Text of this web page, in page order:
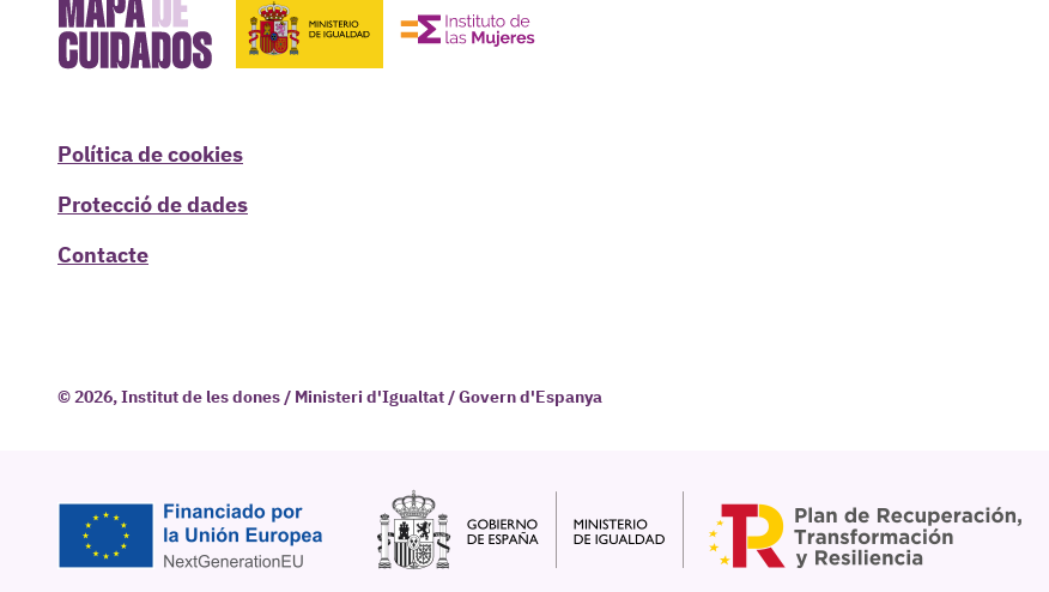
Política de cookies
Protecció de dades
Contacte
© 2026, Institut de les dones / Ministeri d'Igualtat / Govern d'Espanya